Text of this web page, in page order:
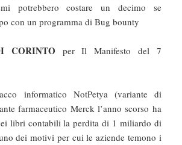
potrebbero costare un decimo se
con un programma di Bug bounty
CORINTO per Il Manifesto del 7
informatico NotPetya (variante di
farmaceutico Merck l’anno scorso ha
libri contabili la perdita di 1 miliardo di
dei motivi per cui le aziende temono i